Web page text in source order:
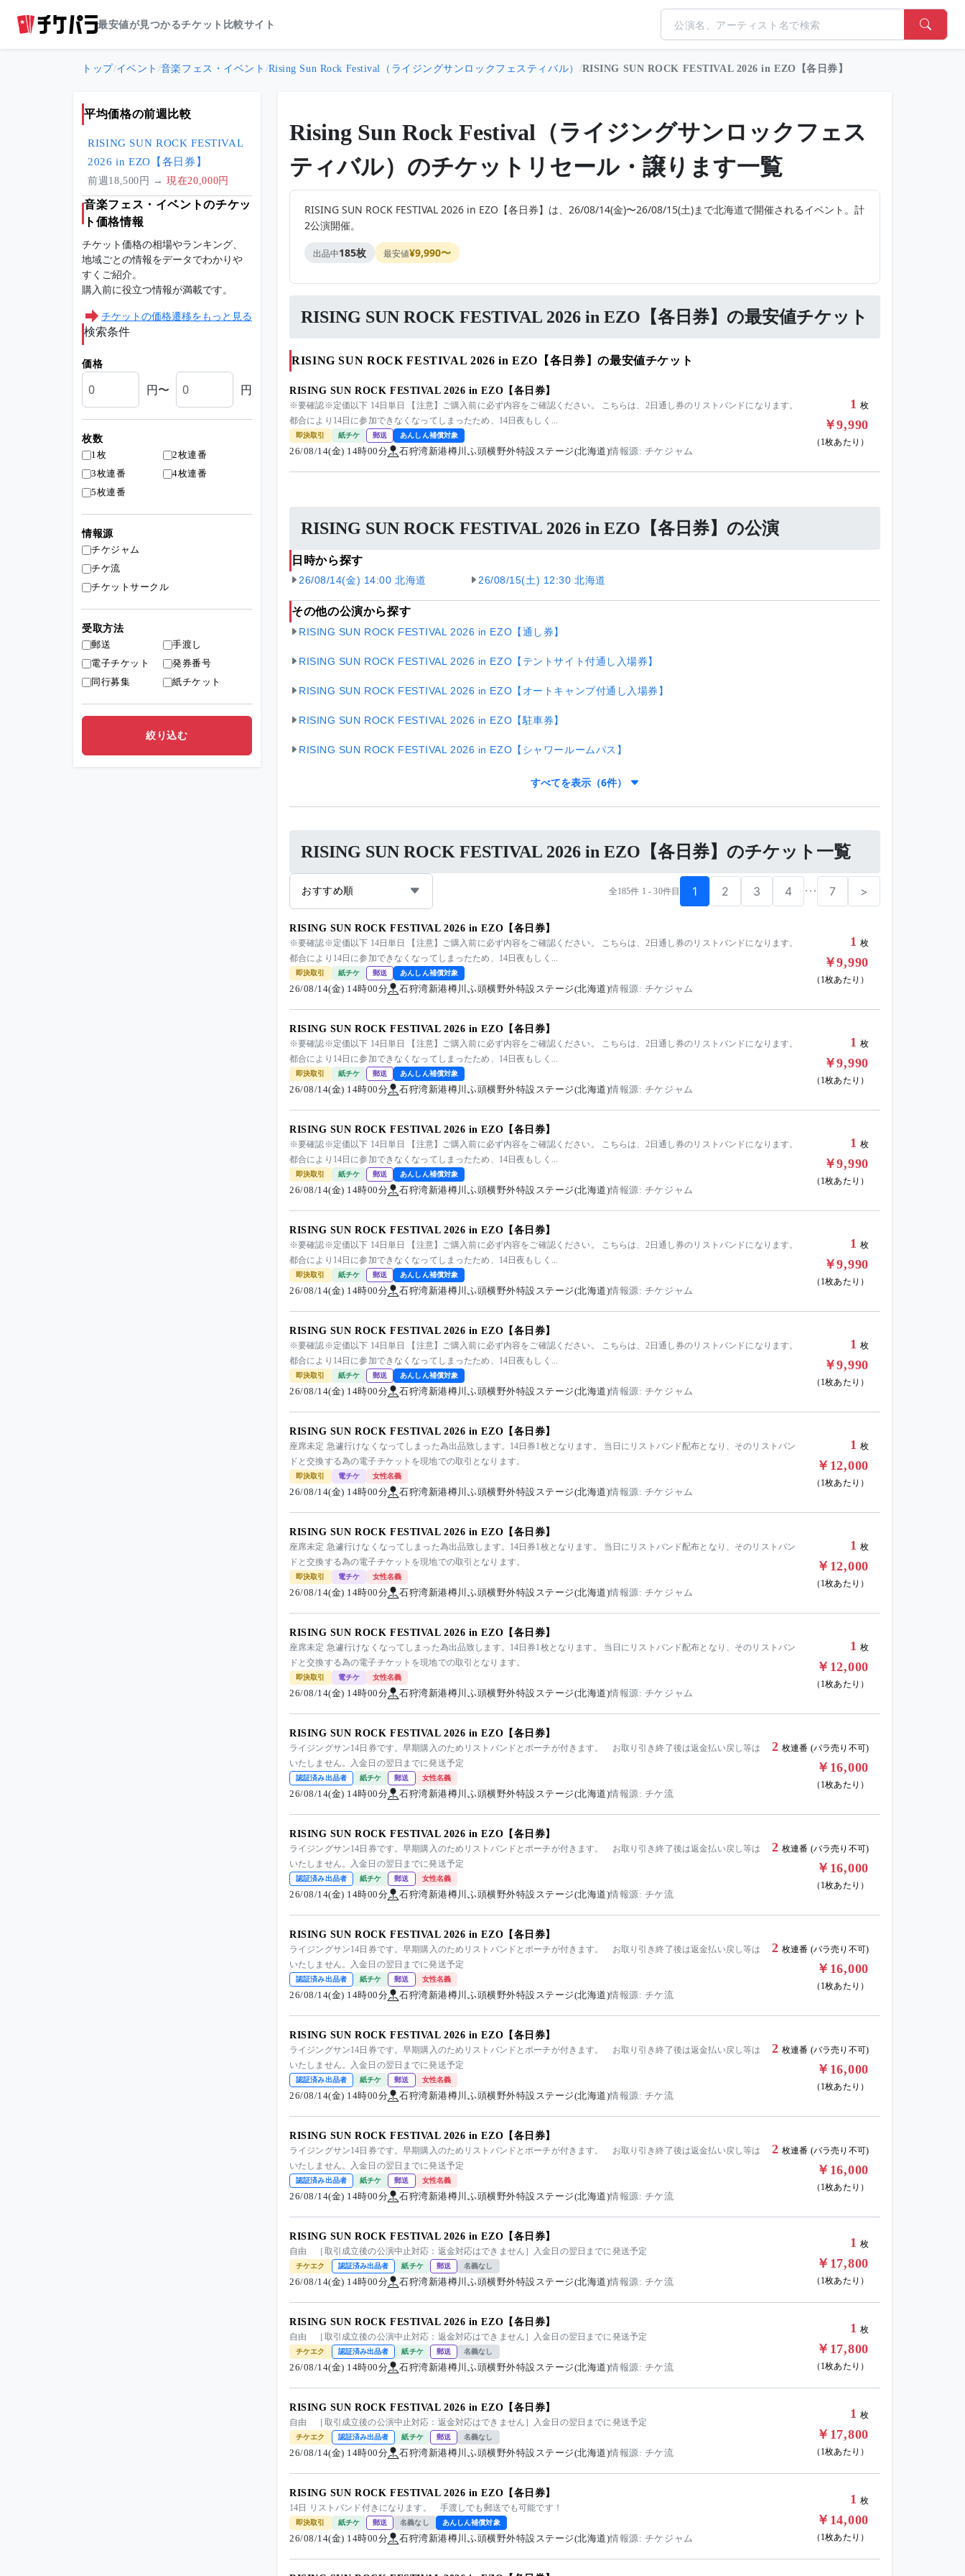
最安値が見つかるチケット比較サイト
トップ/イベント /音楽フェス・イベント /Rising Sun Rock Festival（ライジングサンロックフェスティバル） /RISING SUN ROCK FESTIVAL 2026 in EZO【各日券】
Rising Sun Rock Festival（ライジングサンロックフェス
ティバル）のチケットリセール・譲ります一覧
RISING SUN ROCK FESTIVAL 2026 in EZO【各日券】は、26/08/14(金)〜26/08/15(土)まで北海道で開催されるイベント。計
2公演開催。
出品中185枚 最安値¥9,990〜
RISING SUN ROCK FESTIVAL 2026 in EZO【各日券】の最安値チケット
RISING SUN ROCK FESTIVAL 2026 in EZO【各日券】の最安値チケット
RISING SUN ROCK FESTIVAL 2026 in EZO【各日券】
※要確認※定価以下 14日単日 【注意】ご購入前に必ず内容をご確認ください。 こちらは、2日通し券のリストバンドになります。
都合により14日に参加できなくなってしまったため、14日夜もしく...
即決取引 紙チケ 郵送 あんしん補償対象
26/08/14(金) 14時00分 石狩湾新港樽川ふ頭横野外特設ステージ(北海道)情報源: チケジャム
1 枚
￥9,990
（1枚あたり）
RISING SUN ROCK FESTIVAL 2026 in EZO【各日券】の公演
日時から探す
26/08/14(金) 14:00 北海道 26/08/15(土) 12:30 北海道
その他の公演から探す
RISING SUN ROCK FESTIVAL 2026 in EZO【通し券】
RISING SUN ROCK FESTIVAL 2026 in EZO【テントサイト付通し⼊場券】
RISING SUN ROCK FESTIVAL 2026 in EZO【オートキャンプ付通し⼊場券】
RISING SUN ROCK FESTIVAL 2026 in EZO【駐⾞券】
RISING SUN ROCK FESTIVAL 2026 in EZO【シャワールームパス】
すべてを表示（6件）
RISING SUN ROCK FESTIVAL 2026 in EZO【各日券】のチケット一覧
おすすめ順 全185件 1 - 30件目 1 2 3 4 ･･･ 7 >
RISING SUN ROCK FESTIVAL 2026 in EZO【各日券】
※要確認※定価以下 14日単日 【注意】ご購入前に必ず内容をご確認ください。 こちらは、2日通し券のリストバンドになります。
都合により14日に参加できなくなってしまったため、14日夜もしく...
即決取引 紙チケ 郵送 あんしん補償対象
26/08/14(金) 14時00分 石狩湾新港樽川ふ頭横野外特設ステージ(北海道)情報源: チケジャム
1 枚
￥9,990
（1枚あたり）
RISING SUN ROCK FESTIVAL 2026 in EZO【各日券】
※要確認※定価以下 14日単日 【注意】ご購入前に必ず内容をご確認ください。 こちらは、2日通し券のリストバンドになります。
都合により14日に参加できなくなってしまったため、14日夜もしく...
即決取引 紙チケ 郵送 あんしん補償対象
26/08/14(金) 14時00分 石狩湾新港樽川ふ頭横野外特設ステージ(北海道)情報源: チケジャム
1 枚
￥9,990
（1枚あたり）
RISING SUN ROCK FESTIVAL 2026 in EZO【各日券】
※要確認※定価以下 14日単日 【注意】ご購入前に必ず内容をご確認ください。 こちらは、2日通し券のリストバンドになります。
都合により14日に参加できなくなってしまったため、14日夜もしく...
即決取引 紙チケ 郵送 あんしん補償対象
26/08/14(金) 14時00分 石狩湾新港樽川ふ頭横野外特設ステージ(北海道)情報源: チケジャム
1 枚
￥9,990
（1枚あたり）
RISING SUN ROCK FESTIVAL 2026 in EZO【各日券】
※要確認※定価以下 14日単日 【注意】ご購入前に必ず内容をご確認ください。 こちらは、2日通し券のリストバンドになります。
都合により14日に参加できなくなってしまったため、14日夜もしく...
即決取引 紙チケ 郵送 あんしん補償対象
26/08/14(金) 14時00分 石狩湾新港樽川ふ頭横野外特設ステージ(北海道)情報源: チケジャム
1 枚
￥9,990
（1枚あたり）
RISING SUN ROCK FESTIVAL 2026 in EZO【各日券】
※要確認※定価以下 14日単日 【注意】ご購入前に必ず内容をご確認ください。 こちらは、2日通し券のリストバンドになります。
都合により14日に参加できなくなってしまったため、14日夜もしく...
即決取引 紙チケ 郵送 あんしん補償対象
26/08/14(金) 14時00分 石狩湾新港樽川ふ頭横野外特設ステージ(北海道)情報源: チケジャム
1 枚
￥9,990
（1枚あたり）
RISING SUN ROCK FESTIVAL 2026 in EZO【各日券】
座席未定 急遽行けなくなってしまった為出品致します。14日券1枚となります。 当日にリストバンド配布となり、そのリストバン
ドと交換する為の電子チケットを現地での取引となります。
即決取引 電チケ 女性名義
26/08/14(金) 14時00分 石狩湾新港樽川ふ頭横野外特設ステージ(北海道)情報源: チケジャム
1 枚
￥12,000
（1枚あたり）
RISING SUN ROCK FESTIVAL 2026 in EZO【各日券】
座席未定 急遽行けなくなってしまった為出品致します。14日券1枚となります。 当日にリストバンド配布となり、そのリストバン
ドと交換する為の電子チケットを現地での取引となります。
即決取引 電チケ 女性名義
26/08/14(金) 14時00分 石狩湾新港樽川ふ頭横野外特設ステージ(北海道)情報源: チケジャム
1 枚
￥12,000
（1枚あたり）
RISING SUN ROCK FESTIVAL 2026 in EZO【各日券】
座席未定 急遽行けなくなってしまった為出品致します。14日券1枚となります。 当日にリストバンド配布となり、そのリストバン
ドと交換する為の電子チケットを現地での取引となります。
即決取引 電チケ 女性名義
26/08/14(金) 14時00分 石狩湾新港樽川ふ頭横野外特設ステージ(北海道)情報源: チケジャム
1 枚
￥12,000
（1枚あたり）
RISING SUN ROCK FESTIVAL 2026 in EZO【各日券】
ライジングサン14日券です。早期購入のためリストバンドとポーチが付きます。 お取り引き終了後は返金払い戻し等は
いたしません。入金日の翌日までに発送予定
認証済み出品者 紙チケ 郵送 女性名義
26/08/14(金) 14時00分 石狩湾新港樽川ふ頭横野外特設ステージ(北海道)情報源: チケ流
2 枚連番 (バラ売り不可)
￥16,000
（1枚あたり）
RISING SUN ROCK FESTIVAL 2026 in EZO【各日券】
ライジングサン14日券です。早期購入のためリストバンドとポーチが付きます。 お取り引き終了後は返金払い戻し等は
いたしません。入金日の翌日までに発送予定
認証済み出品者 紙チケ 郵送 女性名義
26/08/14(金) 14時00分 石狩湾新港樽川ふ頭横野外特設ステージ(北海道)情報源: チケ流
2 枚連番 (バラ売り不可)
￥16,000
（1枚あたり）
RISING SUN ROCK FESTIVAL 2026 in EZO【各日券】
ライジングサン14日券です。早期購入のためリストバンドとポーチが付きます。 お取り引き終了後は返金払い戻し等は
いたしません。入金日の翌日までに発送予定
認証済み出品者 紙チケ 郵送 女性名義
26/08/14(金) 14時00分 石狩湾新港樽川ふ頭横野外特設ステージ(北海道)情報源: チケ流
2 枚連番 (バラ売り不可)
￥16,000
（1枚あたり）
RISING SUN ROCK FESTIVAL 2026 in EZO【各日券】
ライジングサン14日券です。早期購入のためリストバンドとポーチが付きます。 お取り引き終了後は返金払い戻し等は
いたしません。入金日の翌日までに発送予定
認証済み出品者 紙チケ 郵送 女性名義
26/08/14(金) 14時00分 石狩湾新港樽川ふ頭横野外特設ステージ(北海道)情報源: チケ流
2 枚連番 (バラ売り不可)
￥16,000
（1枚あたり）
RISING SUN ROCK FESTIVAL 2026 in EZO【各日券】
ライジングサン14日券です。早期購入のためリストバンドとポーチが付きます。 お取り引き終了後は返金払い戻し等は
いたしません。入金日の翌日までに発送予定
認証済み出品者 紙チケ 郵送 女性名義
26/08/14(金) 14時00分 石狩湾新港樽川ふ頭横野外特設ステージ(北海道)情報源: チケ流
2 枚連番 (バラ売り不可)
￥16,000
（1枚あたり）
RISING SUN ROCK FESTIVAL 2026 in EZO【各日券】
自由 ［取引成立後の公演中止対応：返金対応はできません］入金日の翌日までに発送予定
チケエク 認証済み出品者 紙チケ 郵送 名義なし
26/08/14(金) 14時00分 石狩湾新港樽川ふ頭横野外特設ステージ(北海道)情報源: チケ流
1 枚
￥17,800
（1枚あたり）
RISING SUN ROCK FESTIVAL 2026 in EZO【各日券】
自由 ［取引成立後の公演中止対応：返金対応はできません］入金日の翌日までに発送予定
チケエク 認証済み出品者 紙チケ 郵送 名義なし
26/08/14(金) 14時00分 石狩湾新港樽川ふ頭横野外特設ステージ(北海道)情報源: チケ流
1 枚
￥17,800
（1枚あたり）
RISING SUN ROCK FESTIVAL 2026 in EZO【各日券】
自由 ［取引成立後の公演中止対応：返金対応はできません］入金日の翌日までに発送予定
チケエク 認証済み出品者 紙チケ 郵送 名義なし
26/08/14(金) 14時00分 石狩湾新港樽川ふ頭横野外特設ステージ(北海道)情報源: チケ流
1 枚
￥17,800
（1枚あたり）
RISING SUN ROCK FESTIVAL 2026 in EZO【各日券】
14日 リストバンド付きになります。 手渡しでも郵送でも可能です！
即決取引 紙チケ 郵送 名義なし あんしん補償対象
26/08/14(金) 14時00分 石狩湾新港樽川ふ頭横野外特設ステージ(北海道)情報源: チケジャム
1 枚
￥14,000
（1枚あたり）
平均価格の前週比較
RISING SUN ROCK FESTIVAL
2026 in EZO【各日券】
前週18,500円 → 現在20,000円
音楽フェス・イベントのチケッ
ト価格情報
チケット価格の相場やランキング、
地域ごとの情報をデータでわかりや
すくご紹介。
購入前に役立つ情報が満載です。
チケットの価格遷移をもっと見る
検索条件
価格
円〜 円
枚数
1枚
2枚連番
3枚連番
4枚連番
5枚連番
情報源
チケジャム
チケ流
チケットサークル
受取方法
郵送
手渡し
電子チケット
発券番号
同行募集
紙チケット